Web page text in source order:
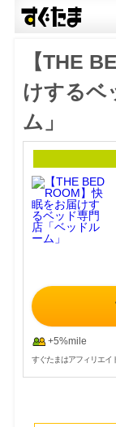
【THE
けするベ
ム」
+5%mile
すぐたまはアフィリエイ